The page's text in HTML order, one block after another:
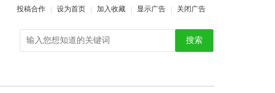
投稿合作 设为首页 加入收藏 显示广告 关闭广告
搜索